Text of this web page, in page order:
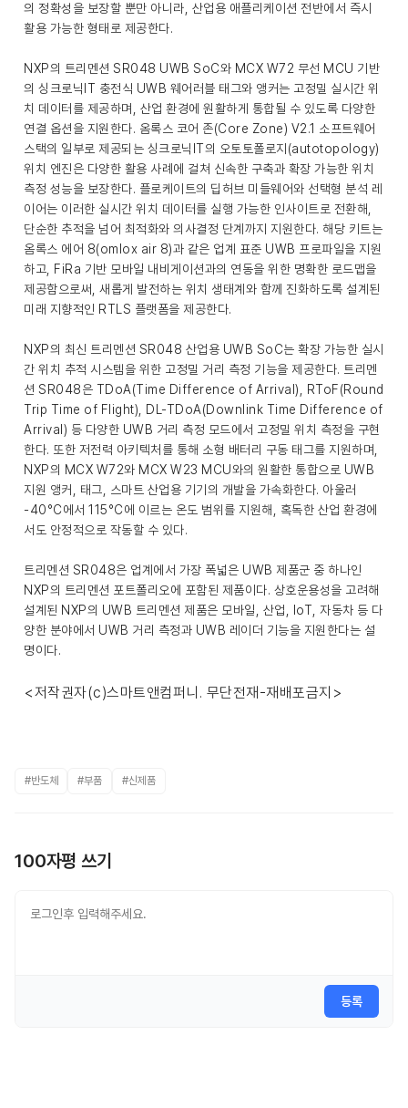
의 정확성을 보장할 뿐만 아니라, 산업용 애플리케이션 전반에서 즉시
활용 가능한 형태로 제공한다.
NXP의 트리멘션 SR048 UWB SoC와 MCX W72 무선 MCU 기반
의 싱크로닉IT 충전식 UWB 웨어러블 태그와 앵커는 고정밀 실시간 위
치 데이터를 제공하며, 산업 환경에 원활하게 통합될 수 있도록 다양한
연결 옵션을 지원한다. 옴록스 코어 존(Core Zone) V2.1 소프트웨어
스택의 일부로 제공되는 싱크로닉IT의 오토토폴로지(autotopology)
위치 엔진은 다양한 활용 사례에 걸쳐 신속한 구축과 확장 가능한 위치
측정 성능을 보장한다. 플로케이트의 딥허브 미들웨어와 선택형 분석 레
이어는 이러한 실시간 위치 데이터를 실행 가능한 인사이트로 전환해,
단순한 추적을 넘어 최적화와 의사결정 단계까지 지원한다. 해당 키트는
옴록스 에어 8(omlox air 8)과 같은 업계 표준 UWB 프로파일을 지원
하고, FiRa 기반 모바일 내비게이션과의 연동을 위한 명확한 로드맵을
제공함으로써, 새롭게 발전하는 위치 생태계와 함께 진화하도록 설계된
미래 지향적인 RTLS 플랫폼을 제공한다.
NXP의 최신 트리멘션 SR048 산업용 UWB SoC는 확장 가능한 실시
간 위치 추적 시스템을 위한 고정밀 거리 측정 기능을 제공한다. 트리멘
션 SR048은 TDoA(Time Difference of Arrival), RToF(Round
Trip Time of Flight), DL-TDoA(Downlink Time Difference of
Arrival) 등 다양한 UWB 거리 측정 모드에서 고정밀 위치 측정을 구현
한다. 또한 저전력 아키텍처를 통해 소형 배터리 구동 태그를 지원하며,
NXP의 MCX W72와 MCX W23 MCU와의 원활한 통합으로 UWB
지원 앵커, 태그, 스마트 산업용 기기의 개발을 가속화한다. 아울러
-40°C에서 115°C에 이르는 온도 범위를 지원해, 혹독한 산업 환경에
서도 안정적으로 작동할 수 있다.
트리멘션 SR048은 업계에서 가장 폭넓은 UWB 제품군 중 하나인
NXP의 트리멘션 포트폴리오에 포함된 제품이다. 상호운용성을 고려해
설계된 NXP의 UWB 트리멘션 제품은 모바일, 산업, IoT, 자동차 등 다
양한 분야에서 UWB 거리 측정과 UWB 레이더 기능을 지원한다는 설
명이다.
<저작권자(c)스마트앤컴퍼니. 무단전재-재배포금지>
#반도체 #부품 #신제품
100자평 쓰기
등록